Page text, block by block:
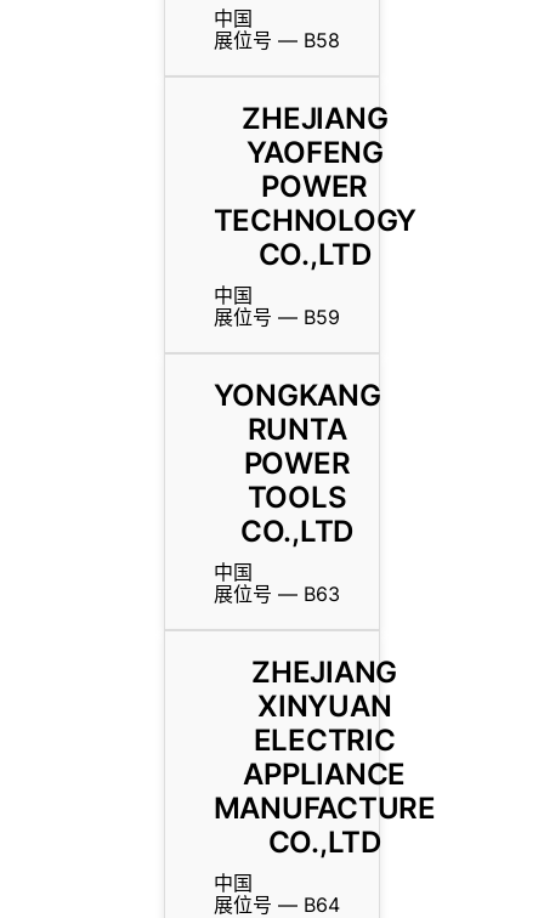
中国
展位号 — B58
ZHEJIANG
YAOFENG
POWER
TECHNOLOGY
CO.,LTD
中国
展位号 — B59
YONGKANG
RUNTA
POWER
TOOLS
CO.,LTD
中国
展位号 — B63
ZHEJIANG
XINYUAN
ELECTRIC
APPLIANCE
MANUFACTURE
CO.,LTD
中国
展位号 — B64